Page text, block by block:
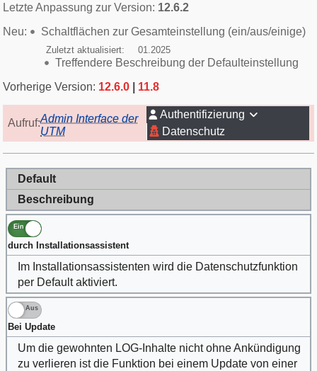
Letzte Anpassung zur Version: 12.6.2
Neu:
Schaltflächen zur Gesamteinstellung (ein/aus/einige)
Zuletzt aktualisiert: 01.2025
Treffendere Beschreibung der Defaulteinstellung
12.6.0
11.8
Aufruf:Admin Interface der
UTM
Authentifizierung
Datenschutz
Default
Beschreibung
Ein
durch Installationsassistent
Im Installationsassistenten wird die Datenschutzfunktion
per Default aktiviert.
Aus
Bei Update
Um die gewohnten LOG-Inhalte nicht ohne Ankündigung
zu verlieren ist die Funktion bei einem Update von einer